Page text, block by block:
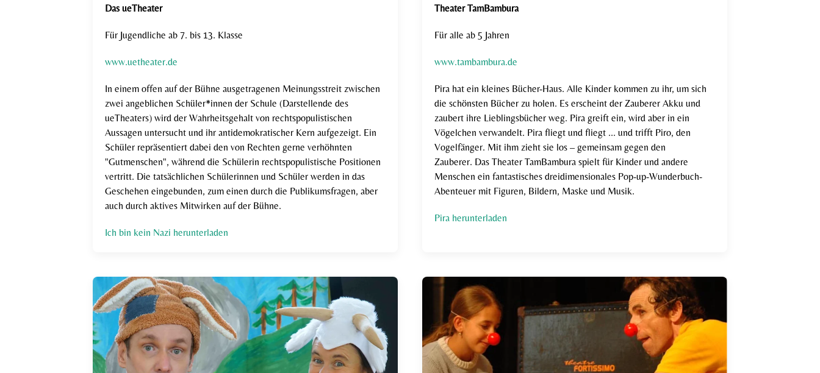
Das ueTheater
Für Jugendliche ab 7. bis 13. Klasse
www.uetheater.de
In einem offen auf der Bühne ausgetragenen Meinungsstreit zwischen
zwei angeblichen Schüler*innen der Schule (Darstellende des
ueTheaters) wird der Wahrheitsgehalt von rechtspopulistischen
Aussagen untersucht und ihr antidemokratischer Kern aufgezeigt. Ein
Schüler repräsentiert dabei den von Rechten gerne verhöhnten
"Gutmenschen", während die Schülerin rechtspopulistische Positionen
vertritt. Die tatsächlichen Schülerinnen und Schüler werden in das
Geschehen eingebunden, zum einen durch die Publikumsfragen, aber
auch durch aktives Mitwirken auf der Bühne.
Ich bin kein Nazi herunterladen
Theater TamBambura
Für alle ab 5 Jahren
www.tambambura.de
Pira hat ein kleines Bücher-Haus. Alle Kinder kommen zu ihr, um sich
die schönsten Bücher zu holen. Es erscheint der Zauberer Akku und
zaubert ihre Lieblingsbücher weg. Pira greift ein, wird aber in ein
Vögelchen verwandelt. Pira fliegt und fliegt ... und trifft Piro, den
Vogelfänger. Mit ihm zieht sie los – gemeinsam gegen den
Zauberer. Das Theater TamBambura spielt für Kinder und andere
Menschen ein fantastisches dreidimensionales Pop-up-Wunderbuch-
Abenteuer mit Figuren, Bildern, Maske und Musik.
Pira herunterladen